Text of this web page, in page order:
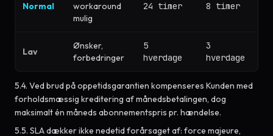
Normal
workaround
mulig
24 timer 8 timer
Lav
Ønsker,
forbedringer
5
hverdage
3
hverdage
5.4. Ved brud på oppetidsgarantien kompenseres Kunden med
forholdsmæssig kreditering af månedsbetalingen, dog
maksimalt én måneds abonnementspris pr. hændelse.
5.5. SLA dækker ikke nedetid forårsaget af: force majeure,